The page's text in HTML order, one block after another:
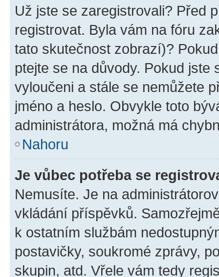
Už jste se zaregistrovali? Před
registrovat. Byla vám na fóru
tato skutečnost zobrazí)?
ptejte se na důvody. Pokud jste
vyloučeni a stále se nemůžete
jméno a heslo. Obvykle toto
administrátora, možná má
Nahoru
Je vůbec potřeba se
Nemusíte. Je na
vkládání příspěvků.
k ostatním službám
postavičky, soukromé zprávy,
skupin, atd. Vřele vám tedy